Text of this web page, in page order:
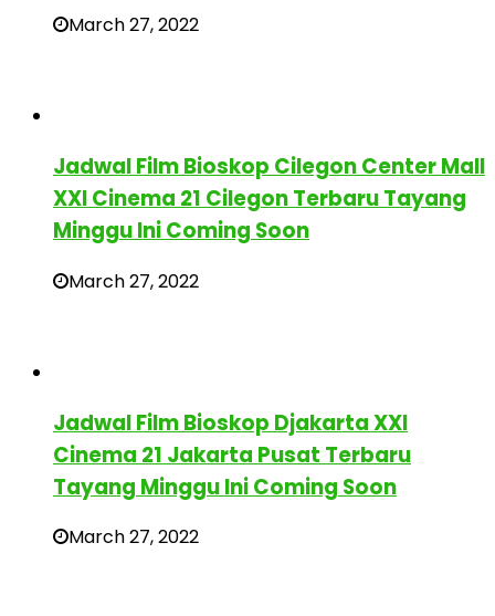
March 27, 2022
Jadwal Film Bioskop Cilegon Center Mall
XXI Cinema 21 Cilegon Terbaru Tayang
Minggu Ini Coming Soon
March 27, 2022
Jadwal Film Bioskop Djakarta XXI
Cinema 21 Jakarta Pusat Terbaru
Tayang Minggu Ini Coming Soon
March 27, 2022